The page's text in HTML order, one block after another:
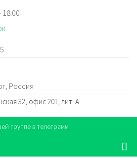
Россия
32, офис 201, лит. А.
группе в телеграмм